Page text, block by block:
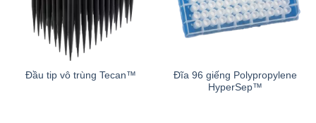
Đầu tip vô trùng Tecan™
Đĩa 96 giếng Polypropylene
HyperSep™